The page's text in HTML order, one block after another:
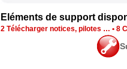
Eléments de support
2 Télécharger notices, pilotes … • 8